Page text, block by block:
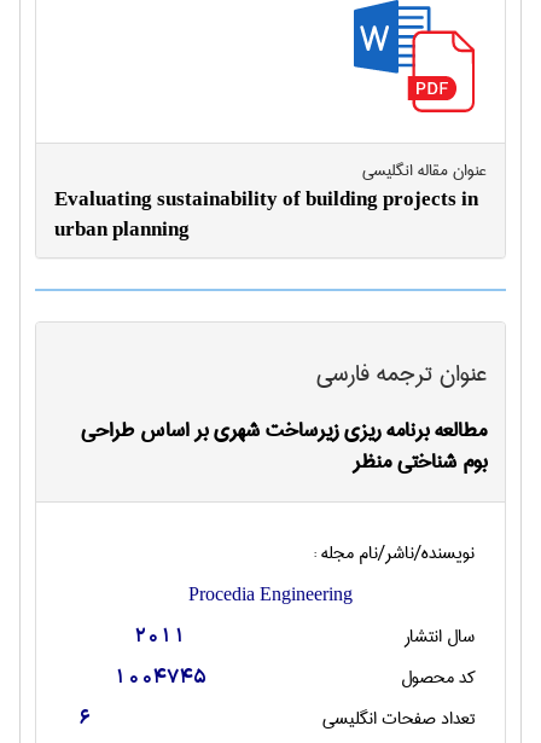
عنوان مقاله انگليسی
Evaluating sustainability of building projects in
urban planning
عنوان ترجمه فارسی
مطالعه برنامه ریزی زیرساخت شهری بر اساس طراحی
بوم شناختی منظر
نویسنده/ناشر/نام مجله :
Procedia Engineering
سال انتشار 2011
کد محصول 1004745
تعداد صفحات انگليسی 6